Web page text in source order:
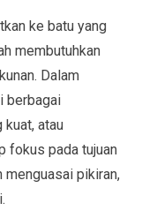
ke batu yang
membutuhkan
Dalam
berbagai
kuat, atau
fokus pada tujuan
menguasai pikiran,